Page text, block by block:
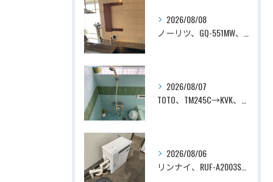
2026/08/08
2026/08/07
2026/08/06